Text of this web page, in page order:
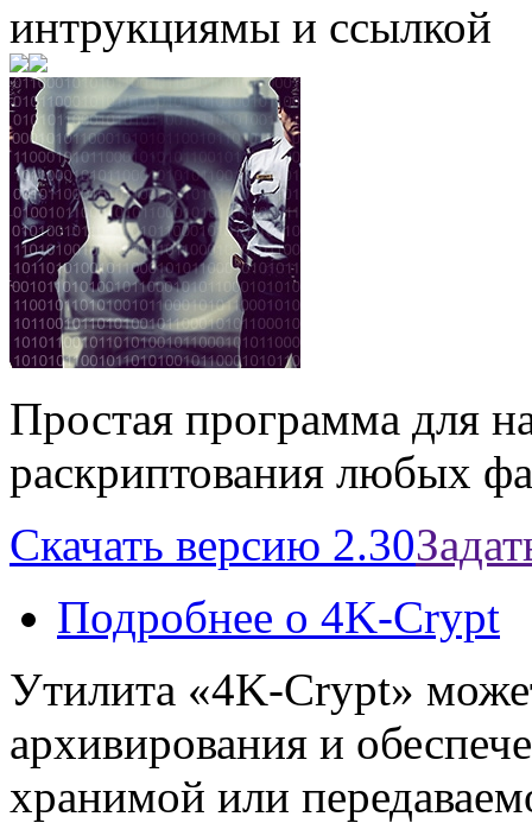
интрукциямы и ссылкой
Простая программа для
раскриптования любых
Скачать версию 2.30
Подробнее о 4K-Crypt
Утилита «4K-Crypt»
архивирования и
хранимой или